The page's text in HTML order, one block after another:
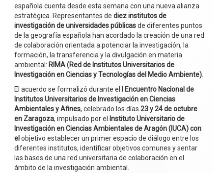
española cuenta desde esta semana con una nueva alianza
estratégica. Representantes de diez institutos de
investigación de universidades públicasde diferentes puntos
de la geografía española han acordado la creación de una red
de colaboración orientada a potenciar la investigación, la
formación, la transferencia y la divulgación en materia
ambiental: RIMA (Red de Institutos Universitarios de
Investigación en Ciencias y Tecnologías del Medio Ambiente)
El acuerdo se formalizó durante el
I Encuentro Nacional de
Institutos Universitarios de Investigación en Ciencias
Ambientales y Afines, celebrado los días 23 y 24 de octubre
en Zaragoza, impulsado por el
Instituto Universitario de
Investigación en Ciencias Ambientales de Aragón (IUCA) con
el objetivo establecer un primer espacio de diálogo entre los
diferentes institutos, identificar objetivos comunes y sentar
las bases de una red universitaria de colaboración en el
ámbito de la investigación ambiental.